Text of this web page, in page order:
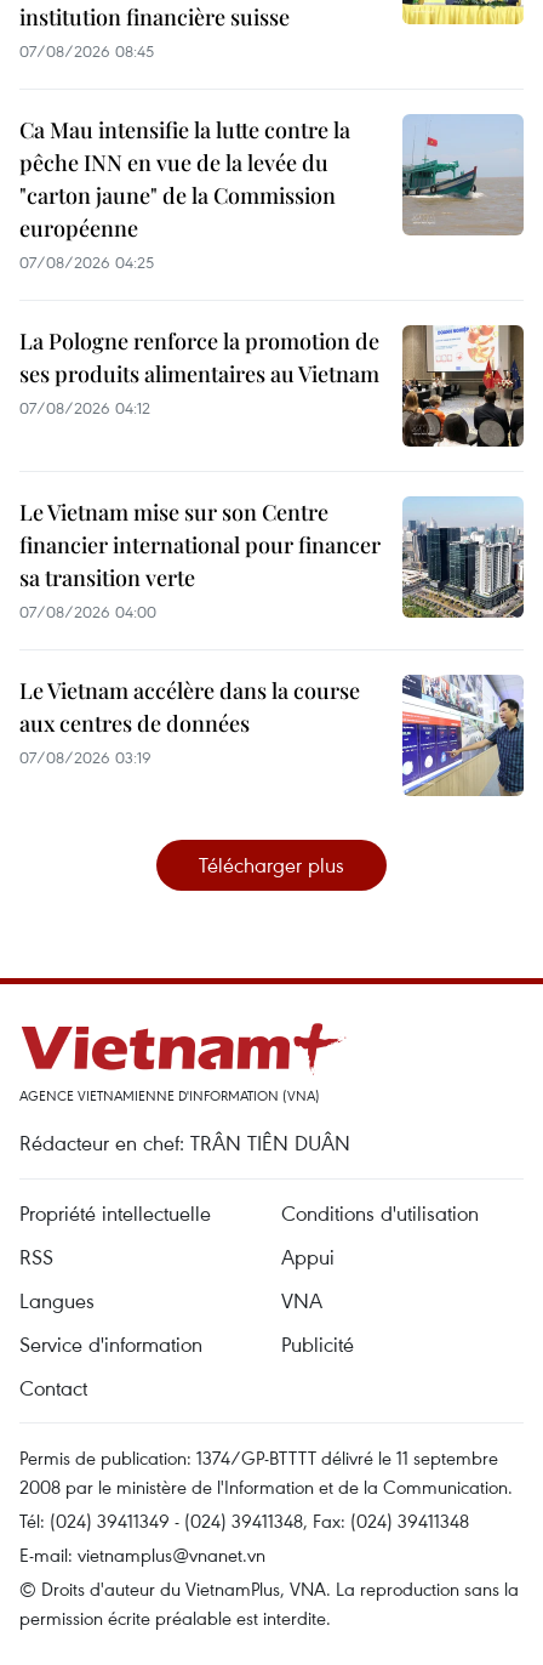
institution financière suisse
07/08/2026 08:45
Ca Mau intensifie la lutte contre la
pêche INN en vue de la levée du
"carton jaune" de la Commission
européenne
07/08/2026 04:25
La Pologne renforce la promotion de
ses produits alimentaires au Vietnam
07/08/2026 04:12
Le Vietnam mise sur son Centre
financier international pour financer
sa transition verte
07/08/2026 04:00
Le Vietnam accélère dans la course
aux centres de données
07/08/2026 03:19
Télécharger plus
AGENCE VIETNAMIENNE D'INFORMATION (VNA)
Rédacteur en chef: TRÂN TIÊN DUÂN
Propriété intellectuelle
Conditions d'utilisation
RSS
Appui
Langues
VNA
Service d'information
Publicité
Contact
Permis de publication: 1374/GP-BTTTT délivré le 11 septembre
2008 par le ministère de l'Information et de la Communication.
Tél: (024) 39411349 - (024) 39411348, Fax: (024) 39411348
E-mail: vietnamplus@vnanet.vn
© Droits d'auteur du VietnamPlus, VNA. La reproduction sans la
permission écrite préalable est interdite.